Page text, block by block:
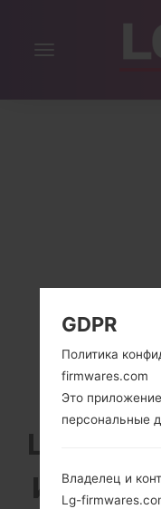
Включить
LG
ИЗ
GDPR
Политика
firmwares.com
Это
персональные
Владелец и
Lg-